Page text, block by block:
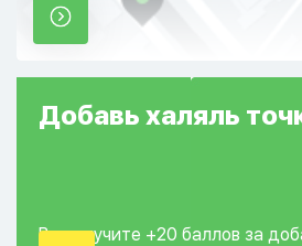
Добавь халяль
Вы получите +20 баллов за